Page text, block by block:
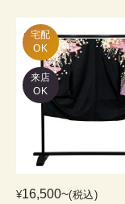
宅配
OK
来店
OK
¥16,500~(税込)